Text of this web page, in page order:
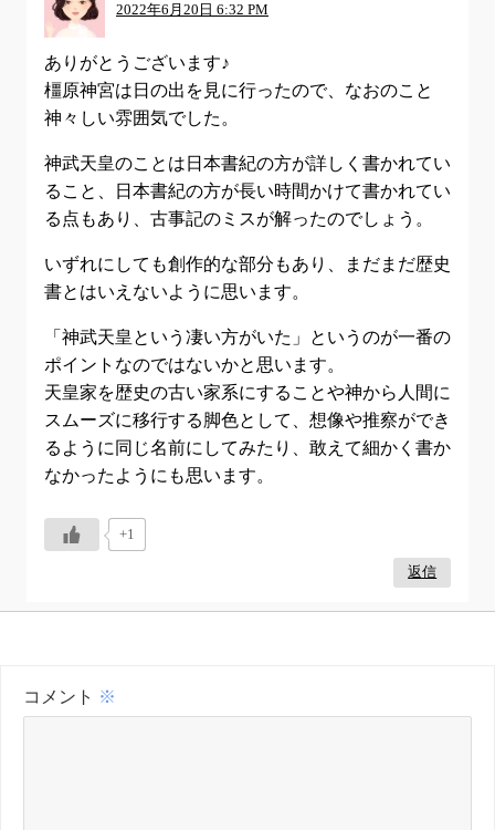
2022年6月20日 6:32 PM
ありがとうございます♪
橿原神宮は日の出を見に行ったので、なおのこと
神々しい雰囲気でした。
神武天皇のことは日本書紀の方が詳しく書かれてい
ること、日本書紀の方が長い時間かけて書かれてい
る点もあり、古事記のミスが解ったのでしょう。
いずれにしても創作的な部分もあり、まだまだ歴史
書とはいえないように思います。
「神武天皇という凄い方がいた」というのが一番の
ポイントなのではないかと思います。
天皇家を歴史の古い家系にすることや神から人間に
スムーズに移行する脚色として、想像や推察ができ
るように同じ名前にしてみたり、敢えて細かく書か
なかったようにも思います。
+1
返信
コメント ※